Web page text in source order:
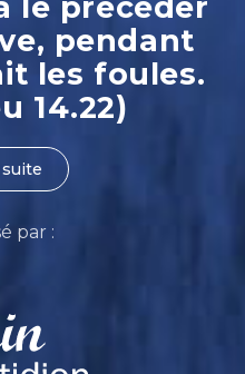
pendant
les foules.
14.22)
par :